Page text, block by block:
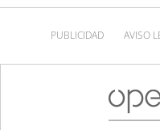
PUBLICIDAD AVISO